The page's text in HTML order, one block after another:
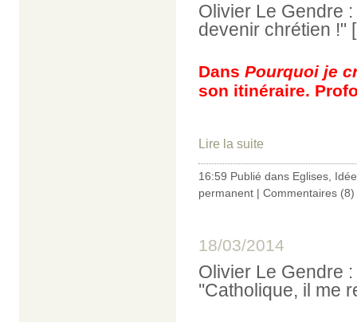
Olivier Le Gendre
devenir chrétien !"
Dans Pourquoi je
son itinéraire.
Lire la suite
16:59 Publié dans Eglises,
permanent | Commentaires (8)
18/03/2014
Olivier Le Gendre
''Catholique, il me